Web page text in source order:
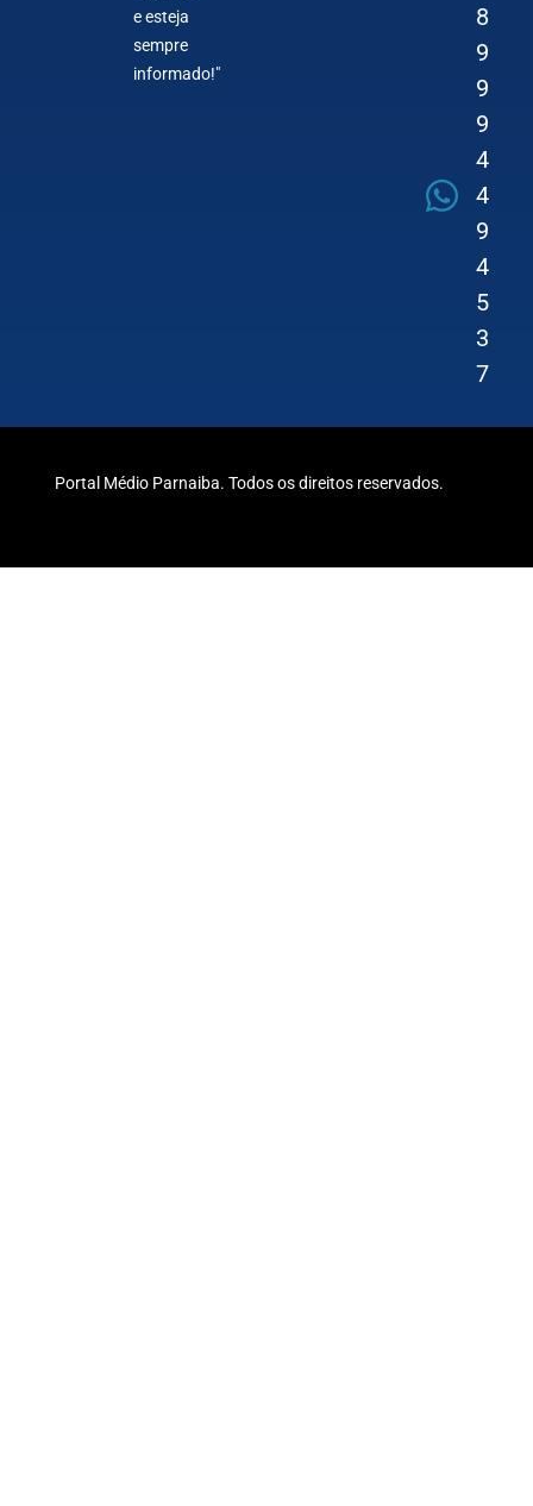
e esteja
sempre
informado!"
8
9
9
9
4
4
9
4
5
3
7
Portal Médio Parnaiba. Todos os direitos reservados.